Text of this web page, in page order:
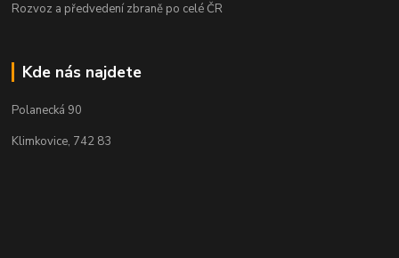
Rozvoz a předvedení zbraně po celé ČR
Kde nás najdete
Polanecká 90
Klimkovice, 742 83